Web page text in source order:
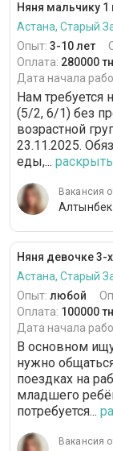
Няня мальчику 1
Астана, Старый
Опыт: 3-10 лет
Оплата: 280000
Дата начала
Нам требуется
(5/2, 6/1) без
возрастной
23.11.2025.
еды,...
Вакансия
Алтынбек
Няня девочке 3-
Астана, Старый
Опыт: любой
Оплата: 100000
Дата начала
В основном
нужно
поездках на
младшего
потребуется...
Вакансия